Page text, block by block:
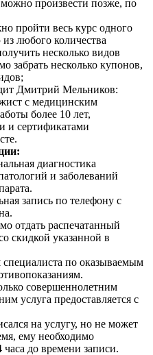
произвести позже, по
пройти весь курс одного
любого количества
несколько видов
забрать несколько купонов,
Дмитрий Мельников:
с медицинским
более 10 лет,
и сертификатами
диагностика
и заболеваний
запись по телефону с
отдать распечатанный
скидкой указанной в
специалиста по оказываемым
совершеннолетним
услуга предоставляется с
на услугу, но не может
ему необходимо
часа до времени записи.